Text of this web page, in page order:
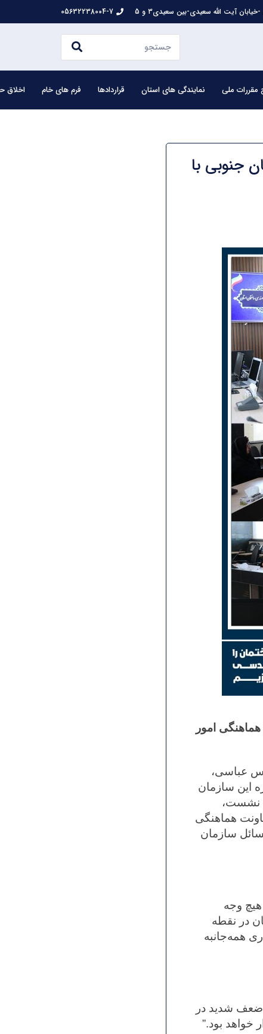
آیت الله سعیدی-بین سعیدی3 و 5 05632238004-7
مقررات ملی نمایندگی های استان قراردادها فرم های خام اخلاق
جنوبی با
امور
در تاریخ بیست وششم اسفند ۱۴۰۳، مهندس عباسی،
این سازمان
نشست،
هماهنگی
سازمان
وجه
در نقطه
حمایت و همکاری همه‌جانبه
ضعف شدید در
خواهد بود.”